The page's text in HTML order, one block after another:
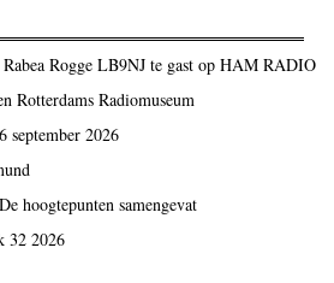
Rogge LB9NJ te gast op HAM RADIO
Rotterdams Radiomuseum
september 2026
hoogtepunten samengevat
32 2026